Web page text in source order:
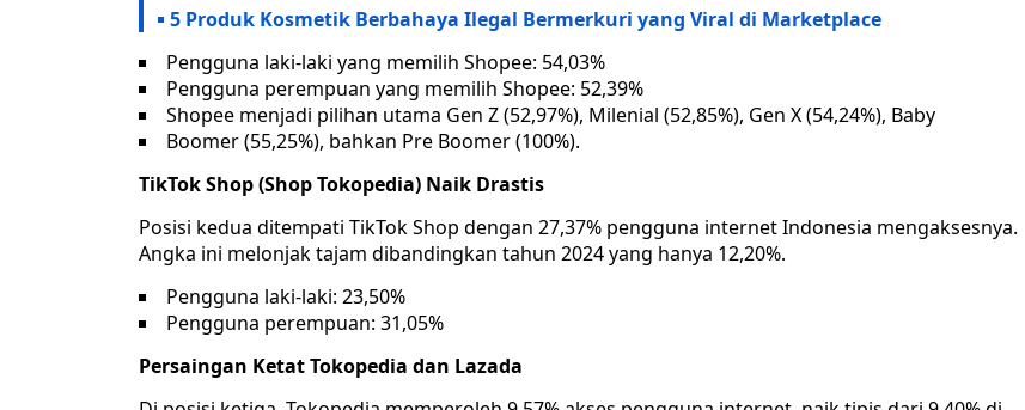
5 Produk Kosmetik Berbahaya Ilegal Bermerkuri yang Viral di Marketplace
Pengguna laki-laki yang memilih Shopee: 54,03%
Pengguna perempuan yang memilih Shopee: 52,39%
Shopee menjadi pilihan utama Gen Z (52,97%), Milenial (52,85%), Gen X (54,24%), Baby
Boomer (55,25%), bahkan Pre Boomer (100%).
TikTok Shop (Shop Tokopedia) Naik Drastis
Posisi kedua ditempati TikTok Shop dengan 27,37% pengguna internet Indonesia mengaksesnya.
Angka ini melonjak tajam dibandingkan tahun 2024 yang hanya 12,20%.
Pengguna laki-laki: 23,50%
Pengguna perempuan: 31,05%
Persaingan Ketat Tokopedia dan Lazada